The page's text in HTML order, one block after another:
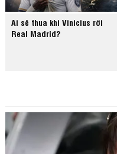
Ai sẽ thua khi Vinicius rời
Real Madrid?